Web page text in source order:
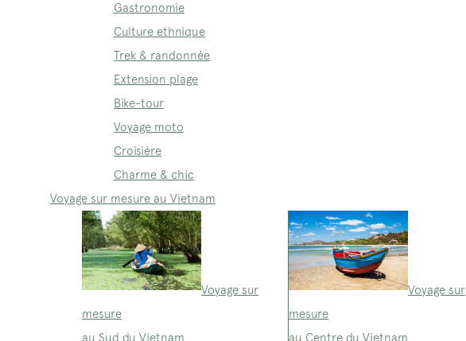
Gastronomie
Culture ethnique
Trek & randonnée
Extension plage
Bike-tour
Voyage moto
Croisière
Charme & chic
Voyage sur mesure au Vietnam
Voyage sur
mesure
au Sud du Vietnam
Voyage sur
mesure
au Centre du Vietnam